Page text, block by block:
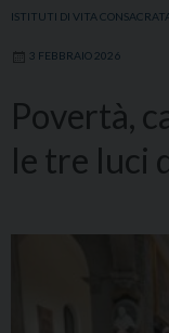
ISTITUTI DI VITA
3 FEBBRAIO 2026
Povertà,
le tre luci